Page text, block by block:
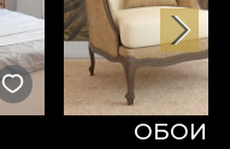
ОБОИ